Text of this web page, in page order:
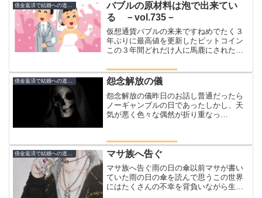
バブルの原材料は泡で出来てい
る －vol.735－
仮想通貨バブルの来来ですねめでたく３
年ぶりに最高値を更新したビットコイン
この３年間どれだけ人に馬鹿にされたこ
ついに挽回された日でもありますこのお
祭り相場の前から仮想通貨のコインたち
がビットコインとの...
借金返済で結婚への道のり 怨念解放の儀
怨念解放の儀昨日のお話し普通だったら
ノーギャンブルの日であったしかし、天
気が悪く色々な偶然が折り重なっ
を活かさずにはいられないゆくぞ解放の
ギャンブルへ怨念が溜まりし泉牙...
マサ族へ告ぐ
マサ族へ告ぐ雨の日の傘以前マサが書い
ていた雨の日の傘を読んで思うこの世界
にはたくさんの不幸を背負いながら生き